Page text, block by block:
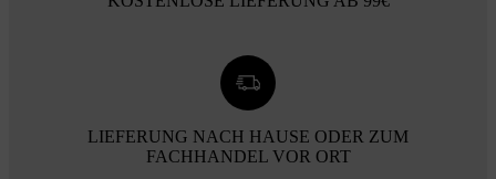
LIEFERUNG NACH HAUSE ODER ZUM
FACHHANDEL VOR ORT